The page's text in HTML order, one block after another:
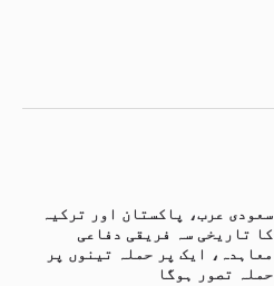
سعودی عرب، پاکستان اور ترکیہ
کا تاریخی سہ فریقی دفاعی
معاہدہ، ایک پر حملہ تینوں پر
حملہ تصور ہوگا